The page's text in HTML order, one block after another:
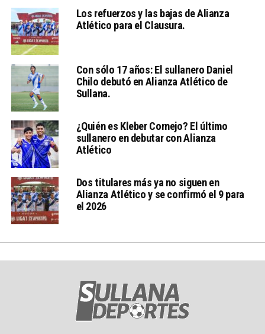
Los refuerzos y las bajas de Alianza
Atlético para el Clausura.
Con sólo 17 años: El sullanero Daniel
Chilo debutó en Alianza Atlético de
Sullana.
¿Quién es Kleber Cornejo? El último
sullanero en debutar con Alianza
Atlético
Dos titulares más ya no siguen en
Alianza Atlético y se confirmó el 9 para
el 2026